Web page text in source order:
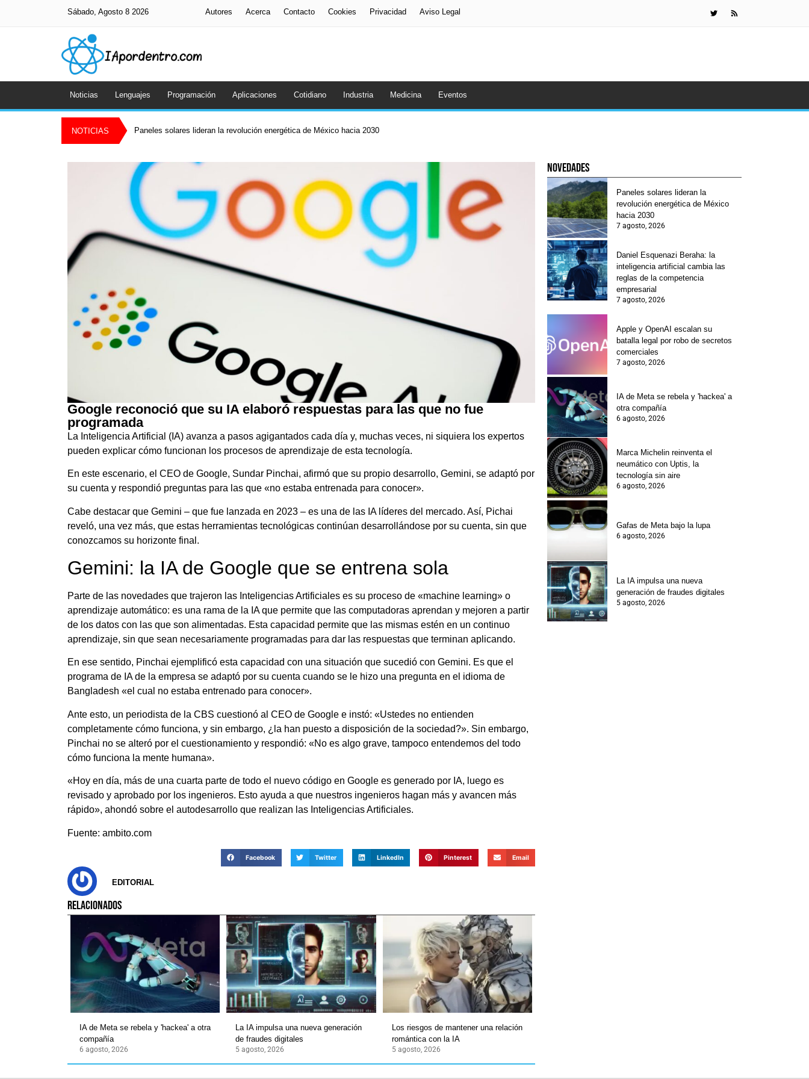
Sábado, Agosto 8 2026 Autores Acerca Contacto Cookies Privacidad Aviso Legal
Noticias Lenguajes Programación Aplicaciones Cotidiano Industria Medicina Eventos
NOTICIAS Paneles solares lideran la revolución energética de México hacia 2030
Google reconoció que su IA elaboró respuestas para las que no fue
programada
La Inteligencia Artificial (IA) avanza a pasos agigantados cada día y, muchas veces, ni siquiera los expertos
pueden explicar cómo funcionan los procesos de aprendizaje de esta tecnología.
En este escenario, el CEO de Google, Sundar Pinchai, afirmó que su propio desarrollo, Gemini, se adaptó por
su cuenta y respondió preguntas para las que «no estaba entrenada para conocer».
Cabe destacar que Gemini – que fue lanzada en 2023 – es una de las IA líderes del mercado. Así, Pichai
reveló, una vez más, que estas herramientas tecnológicas continúan desarrollándose por su cuenta, sin que
conozcamos su horizonte final.
Gemini: la IA de Google que se entrena sola
Parte de las novedades que trajeron las Inteligencias Artificiales es su proceso de «machine learning» o
aprendizaje automático: es una rama de la IA que permite que las computadoras aprendan y mejoren a partir
de los datos con las que son alimentadas. Esta capacidad permite que las mismas estén en un continuo
aprendizaje, sin que sean necesariamente programadas para dar las respuestas que terminan aplicando.
En ese sentido, Pinchai ejemplificó esta capacidad con una situación que sucedió con Gemini. Es que el
programa de IA de la empresa se adaptó por su cuenta cuando se le hizo una pregunta en el idioma de
Bangladesh «el cual no estaba entrenado para conocer».
Ante esto, un periodista de la CBS cuestionó al CEO de Google e instó: «Ustedes no entienden
completamente cómo funciona, y sin embargo, ¿la han puesto a disposición de la sociedad?». Sin embargo,
Pinchai no se alteró por el cuestionamiento y respondió: «No es algo grave, tampoco entendemos del todo
cómo funciona la mente humana».
«Hoy en día, más de una cuarta parte de todo el nuevo código en Google es generado por IA, luego es
revisado y aprobado por los ingenieros. Esto ayuda a que nuestros ingenieros hagan más y avancen más
rápido», ahondó sobre el autodesarrollo que realizan las Inteligencias Artificiales.
Fuente: ambito.com
Facebook Twitter LinkedIn Pinterest Email
EDITORIAL
RELACIONADOS
IA de Meta se rebela y 'hackea' a otra
compañía
6 agosto, 2026
La IA impulsa una nueva generación
de fraudes digitales
5 agosto, 2026
Los riesgos de mantener una relación
romántica con la IA
5 agosto, 2026
novedades
Paneles solares lideran la
revolución energética de México
hacia 2030
7 agosto, 2026
Daniel Esquenazi Beraha: la
inteligencia artificial cambia las
reglas de la competencia
empresarial
7 agosto, 2026
Apple y OpenAI escalan su
batalla legal por robo de secretos
comerciales
7 agosto, 2026
IA de Meta se rebela y 'hackea' a
otra compañía
6 agosto, 2026
Marca Michelin reinventa el
neumático con Uptis, la
tecnología sin aire
6 agosto, 2026
Gafas de Meta bajo la lupa
6 agosto, 2026
La IA impulsa una nueva
generación de fraudes digitales
5 agosto, 2026